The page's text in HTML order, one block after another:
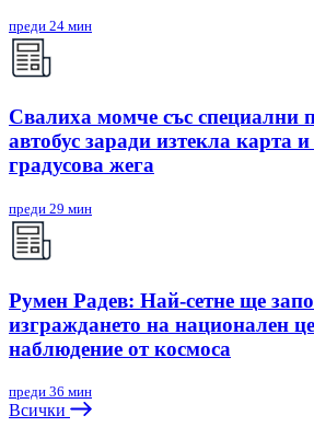
преди 24 мин
Свалиха момче със специални
автобус заради изтекла карта
градусова жега
преди 29 мин
Румен Радев: Най-сетне ще
изграждането на национален
наблюдение от космоса
преди 36 мин
Всички